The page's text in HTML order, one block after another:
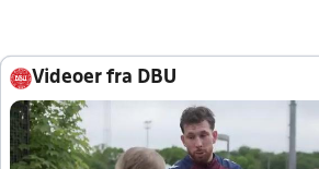
Videoer fra DBU